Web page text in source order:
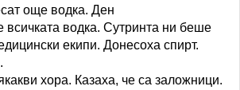
още водка. Ден
водка. Сутринта ни беше
екипи. Донесоха спирт.
хора. Казаха, че са заложници.